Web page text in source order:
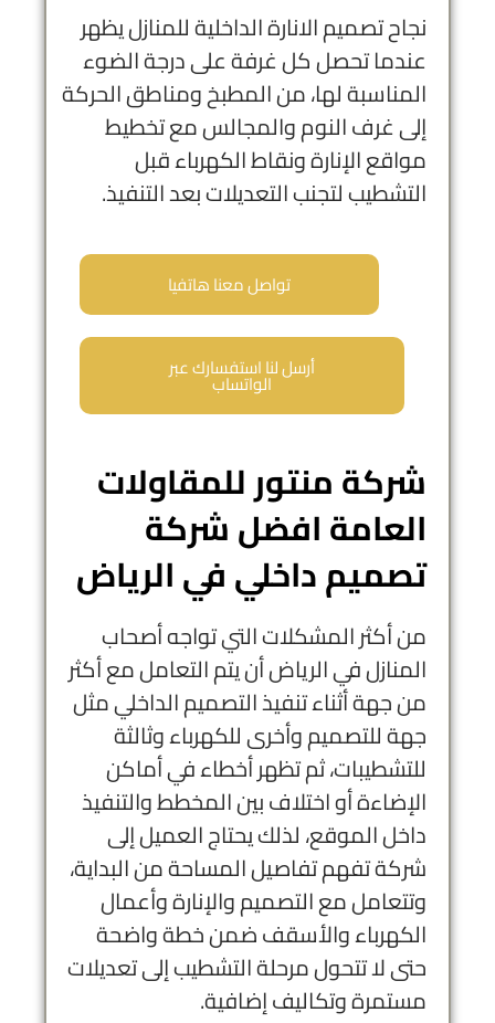
نجاح تصميم الانارة الداخلية للمنازل يظهر
عندما تحصل كل غرفة على درجة الضوء
المناسبة لها، من المطبخ ومناطق الحركة
إلى غرف النوم والمجالس مع تخطيط
مواقع الإنارة ونقاط الكهرباء قبل
التشطيب لتجنب التعديلات بعد التنفيذ.
تواصل معنا هاتفيا
أرسل لنا استفسارك عبر
الواتساب
شركة منتور للمقاولات
العامة افضل شركة
تصميم داخلي في الرياض
من أكثر المشكلات التي تواجه أصحاب
المنازل في الرياض أن يتم التعامل مع أكثر
من جهة أثناء تنفيذ التصميم الداخلي مثل
جهة للتصميم وأخرى للكهرباء وثالثة
للتشطيبات، ثم تظهر أخطاء في أماكن
الإضاءة أو اختلاف بين المخطط والتنفيذ
داخل الموقع، لذلك يحتاج العميل إلى
شركة تفهم تفاصيل المساحة من البداية،
وتتعامل مع التصميم والإنارة وأعمال
الكهرباء والأسقف ضمن خطة واضحة
حتى لا تتحول مرحلة التشطيب إلى تعديلات
مستمرة وتكاليف إضافية.